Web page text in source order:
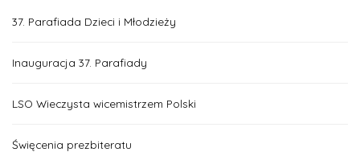
37. Parafiada Dzieci i Młodzieży
Inauguracja 37. Parafiady
LSO Wieczysta wicemistrzem Polski
Święcenia prezbiteratu